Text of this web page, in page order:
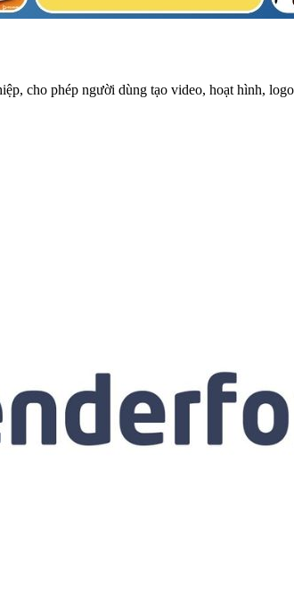
cho phép người dùng tạo video, hoạt hình,